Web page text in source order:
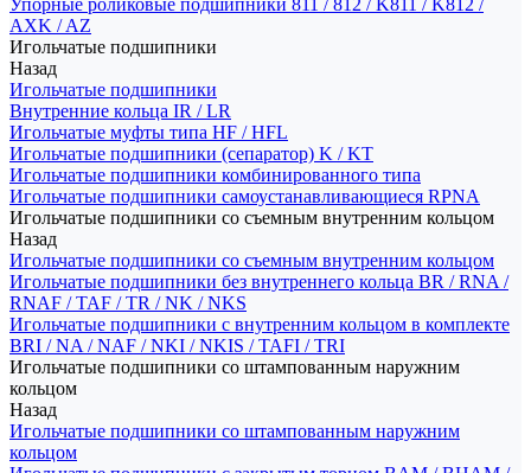
Упорные роликовые подшипники 811 / 812 / K811 / K812 /
AXK / AZ
Игольчатые подшипники
Назад
Игольчатые подшипники
Внутренние кольца IR / LR
Игольчатые муфты типа HF / HFL
Игольчатые подшипники (сепаратор) K / KT
Игольчатые подшипники комбинированного типа
Игольчатые подшипники самоустанавливающиеся RPNA
Игольчатые подшипники со съемным внутренним кольцом
Назад
Игольчатые подшипники со съемным внутренним кольцом
Игольчатые подшипники без внутреннего кольца BR / RNA /
RNAF / TAF / TR / NK / NKS
Игольчатые подшипники с внутренним кольцом в комплекте
BRI / NA / NAF / NKI / NKIS / TAFI / TRI
Игольчатые подшипники со штампованным наружним
кольцом
Назад
Игольчатые подшипники со штампованным наружним
кольцом